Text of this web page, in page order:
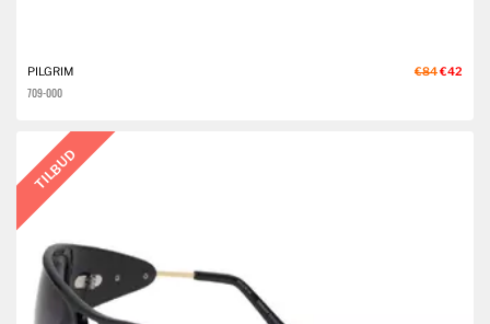
€84€42
PILGRIM
709-000
TILBUD